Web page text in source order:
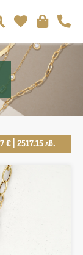
€ | 2517.15 лв.